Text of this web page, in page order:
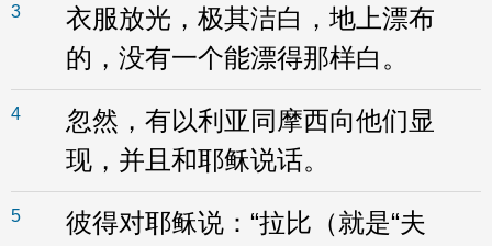
3
衣服放光，极其洁白，地上漂布
的，没有一个能漂得那样白。
4
忽然，有以利亚同摩西向他们显
现，并且和耶稣说话。
5
彼得对耶稣说：“拉比（就是“夫